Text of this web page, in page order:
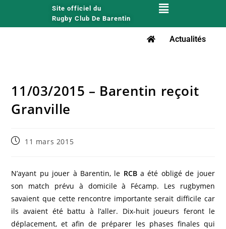
Site officiel du
Rugby Club De Barentin
Actualités
11/03/2015 – Barentin reçoit
Granville
11 mars 2015
N’ayant pu jouer à Barentin, le RCBa été obligé de jouer
son match prévu à domicile à Fécamp. Les rugbymen
savaient que cette rencontre importante serait difficile car
ils avaient été battu à l’aller. Dix-huit joueurs feront le
déplacement, et afin de préparer les phases finales qui